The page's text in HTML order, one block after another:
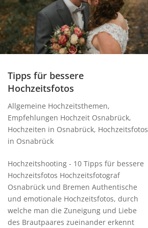
Tipps für bessere
Hochzeitsfotos
Allgemeine Hochzeitsthemen,
Empfehlungen Hochzeit Osnabrück,
Hochzeiten in Osnabrück, Hochzeitsfotos
in Osnabrück
Hochzeitshooting - 10 Tipps für bessere
Hochzeitsfotos Hochzeitsfotograf
Osnabrück und Bremen Authentische
und emotionale Hochzeitsfotos, durch
welche man die Zuneigung und Liebe
des Brautpaares zueinander erkennt